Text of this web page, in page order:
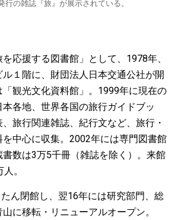
行の雑誌『旅』が展示されている。
を応援する図書館」として、1978年、
１階に、財団法人日本交通公社が開
観光文化資料館」。1999年に現在の
各地、世界各国の旅行ガイドブッ
旅行関連雑誌、紀行文など、旅行・
中心に収集。2002年には専門図書館
数は3万5千冊（雑誌を除く）。来館
。
ん閉館し、翌16年には研究部門、総
に移転・リニューアルオープン。